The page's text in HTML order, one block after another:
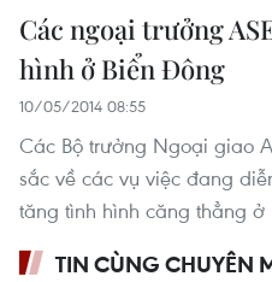
Các ngoại trưởng
hình ở Biển Đông
10/05/2014 08:55
Các Bộ trưởng Ngoại giao
sắc về các vụ việc đang
tăng tình hình căng thẳng ở
TIN CÙNG CHUYÊN